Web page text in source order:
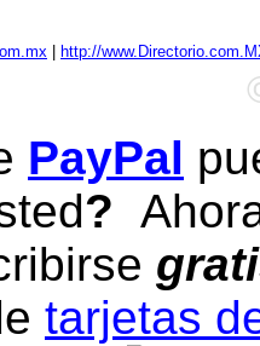
http://
PayPal
?
tarjetas